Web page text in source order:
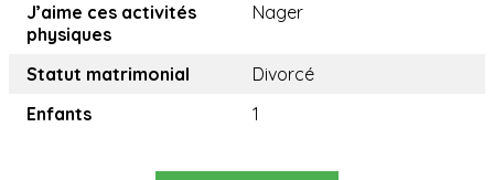
J’aime ces activités
physiques
Nager
Statut matrimonial
Divorcé
Enfants
1